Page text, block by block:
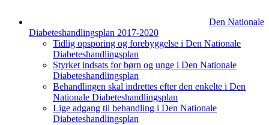
Den Nationale
Diabeteshandlingsplan 2017-2020
Tidlig opsporing og forebyggelse i Den Nationale
Diabeteshandlingsplan
Styrket indsats for børn og unge i Den Nationale
Diabeteshandlingsplan
Behandlingen skal indrettes efter den enkelte i Den
Nationale Diabeteshandlingsplan
Lige adgang til behandling i Den Nationale
Diabeteshandlingsplan